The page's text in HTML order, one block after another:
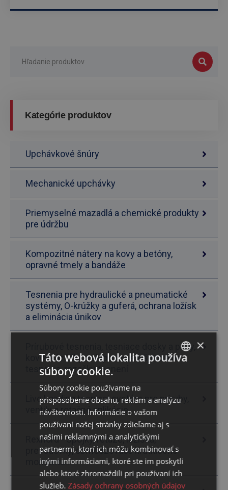
Kategórie produktov
Upchávkové šnúry
Mechanické upchávky
Priemyselné mazadlá a chemické produkty
pre údržbu
Kompozitné nátery na kovy a betóny,
opravné tmely a bandáže
Tesnenia pre hydraulické a pneumatické
systémy, O-krúžky a guferá, ochrana ložísk
a eliminácia únikov
Prírubové tesnenia, tesniace dosky a pláty,
kovové krúžky, nalepovacie a špeciálne
tesnenia, rezačky tesnení
Live Loading tesniaci systém pre príruby,
ventily a rotačné aplikácie
Rexnord - Spojky, reťaze, ložiská,
prevodovky, obmedzovače krútiaceho
momentu...
×
Táto webová lokalita používa
súbory cookie.
Súbory cookie používame na
prispôsobenie obsahu, reklám a analýzu
návštevnosti. Informácie o vašom
používaní našej stránky zdieľame aj s
našimi reklamnými a analytickými
partnermi, ktorí ich môžu kombinovať s
inými informáciami, ktoré ste im poskytli
alebo ktoré zhromaždili pri používaní ich
služieb. Zásady ochrany osobných údajov